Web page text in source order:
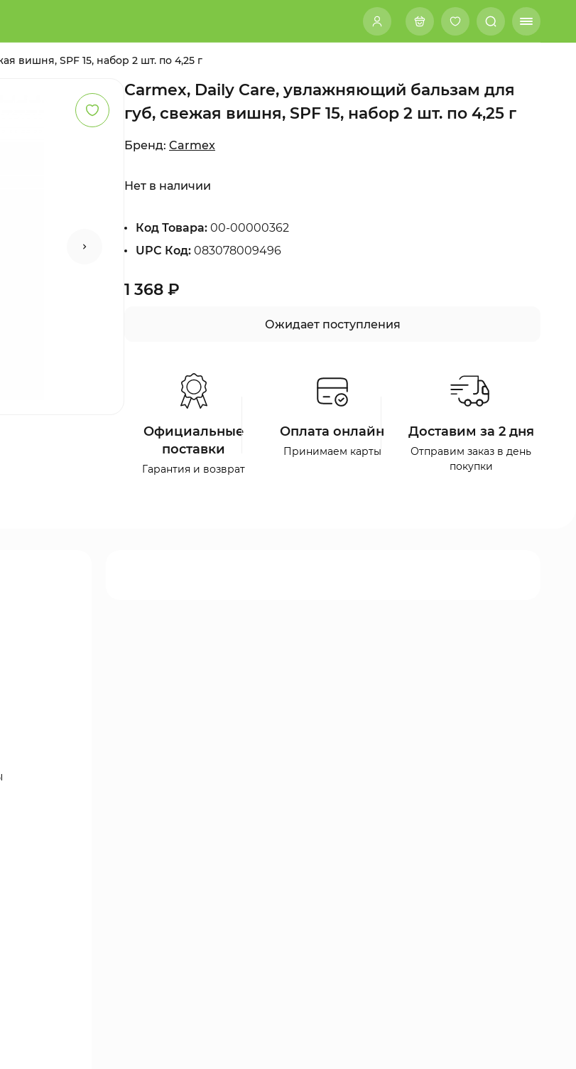
вишня, SPF 15, набор 2 шт. по 4,25 г
Carmex, Daily Care, увлажняющий бальзам для
губ, свежая вишня, SPF 15, набор 2 шт. по 4,25 г
1 368 ₽
Ожидает поступления
Бренд: Carmex
Нет в наличии
Код Товара: 00-00000362
UPC Код: 083078009496
Официальные
поставки
Гарантия и возврат
Оплата онлайн
Принимаем карты
Доставим за 2 дня
Отправим заказ в день
покупки